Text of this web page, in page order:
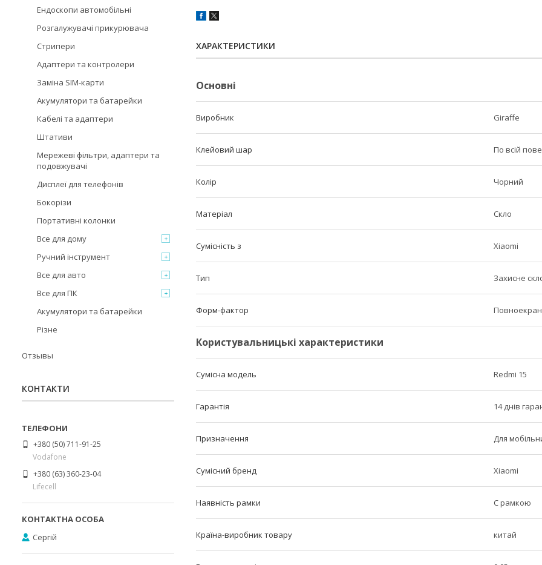
ХАРАКТЕРИСТИКИ
Основні
Виробник Giraffe
Клейовий шар По всій
Колір Чорний
Матеріал Скло
Сумісність з Xiaomi
Тип Захисне
Форм-фактор
Користувальницькі характеристики
Сумісна модель Redmi 15
Гарантія 14 днів
Призначення Для
Сумісний бренд Xiaomi
Наявність рамки C рамкою
Країна-виробник товару китай
Ендоскопи автомобільні
Розгалужувачі прикурювача
Стрипери
Адаптери та контролери
Заміна SIM-карти
Акумулятори та батарейки
Кабелі та адаптери
Штативи
Мережеві фільтри, адаптери та
подовжувачі
Дисплеї для телефонів
Бокорізи
Портативні колонки
Все для дому
Ручний інструмент
Все для авто
Все для ПК
Акумулятори та батарейки
Різне
Отзывы
КОНТАКТИ
+380 (50) 711-91-25
Vodafone
+380 (63) 360-23-04
Lifecell
Сергій